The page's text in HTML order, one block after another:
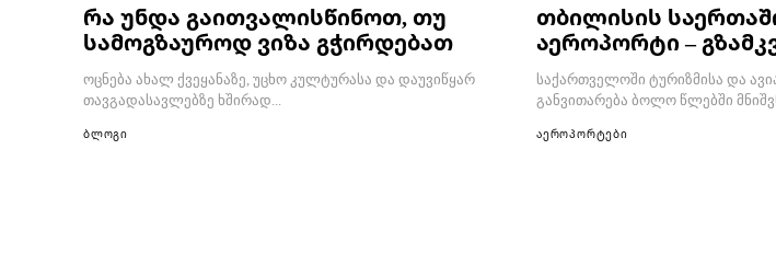
რა უნდა გაითვალისწინოთ, თუ
სამოგზაუროდ ვიზა გჭირდებათ
ოცნება ახალ ქვეყანაზე, უცხო კულტურასა და დაუვიწყარ
თავგადასავლებზე ხშირად...
ბლოგი
თბილისის
აეროპორტი –
საქართველოში ტურიზმისა და
განვითარება ბოლო წლებში
აეროპორტები